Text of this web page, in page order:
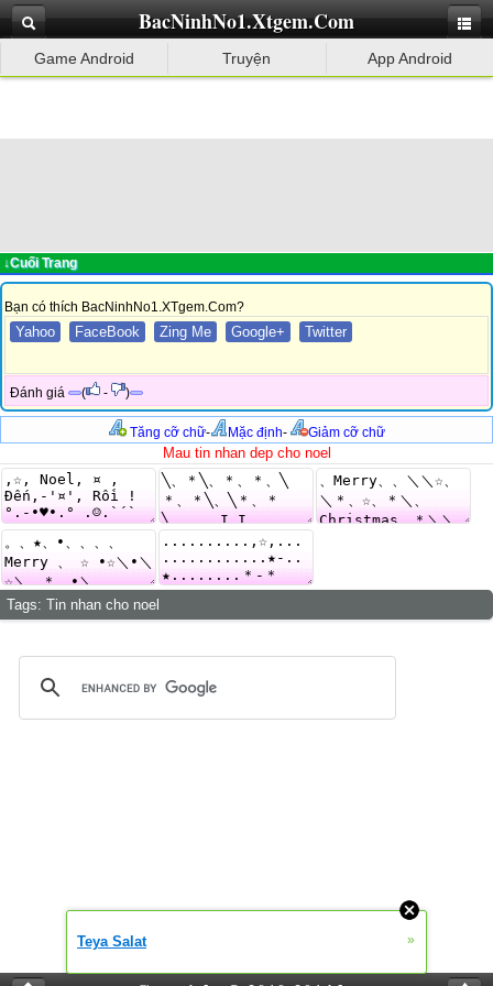
BacNinhNo1.Xtgem.Com
Game Android Truyện App Android
↓Cuối Trang
Bạn có thích BacNinhNo1.XTgem.Com?
Yahoo FaceBook Zing Me Google+ Twitter
Đánh giá ( - )
Tăng cỡ chữ- Mặc định- Giảm cỡ chữ
Mau tin nhan dep cho noel
Tags: Tin nhan cho noel
Teya Salat »